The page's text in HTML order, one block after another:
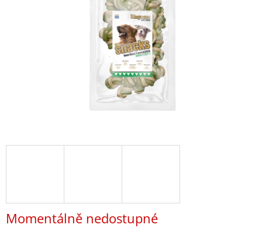
Momentálně nedostupné